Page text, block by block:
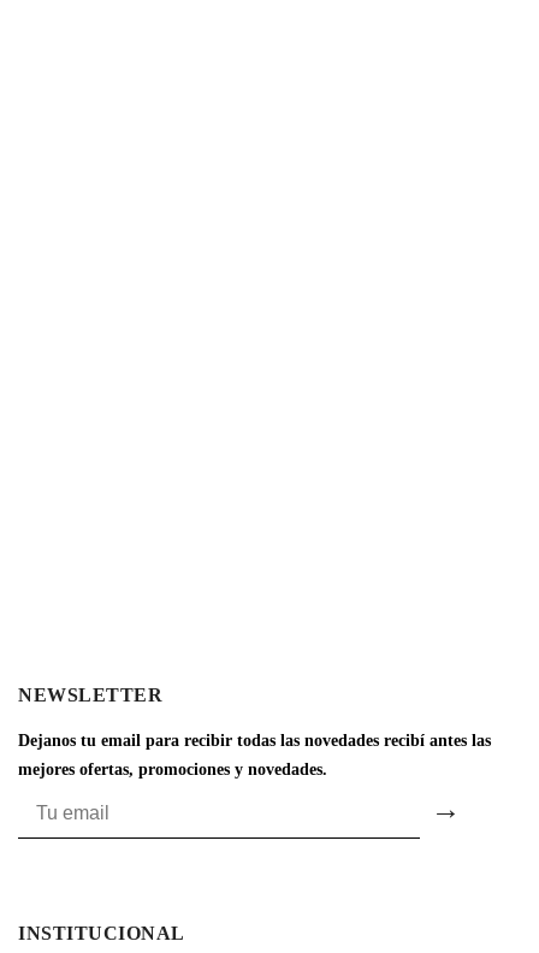
NEWSLETTER
Dejanos tu email para recibir todas las novedades recibí antes las
mejores ofertas, promociones y novedades.
INSTITUCIONAL